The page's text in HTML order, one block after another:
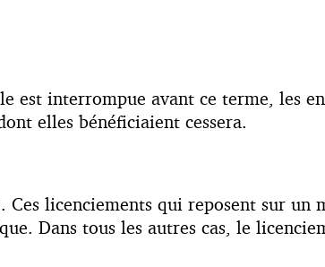
est interrompue avant ce terme, les
elles bénéficiaient cessera.
licenciements qui reposent sur un
Dans tous les autres cas, le